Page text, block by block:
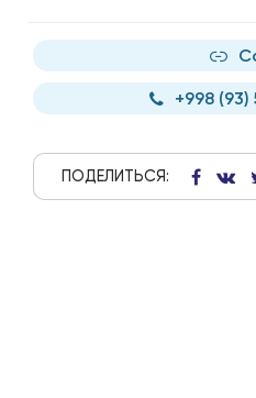
+998
ПОДЕЛИТЬСЯ: